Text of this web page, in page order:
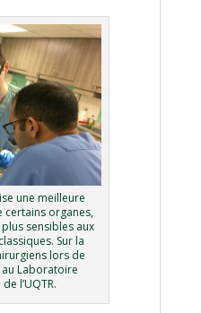
une meilleure
certains organes,
sensibles aux
Sur la
lors de
au Laboratoire
l’UQTR.